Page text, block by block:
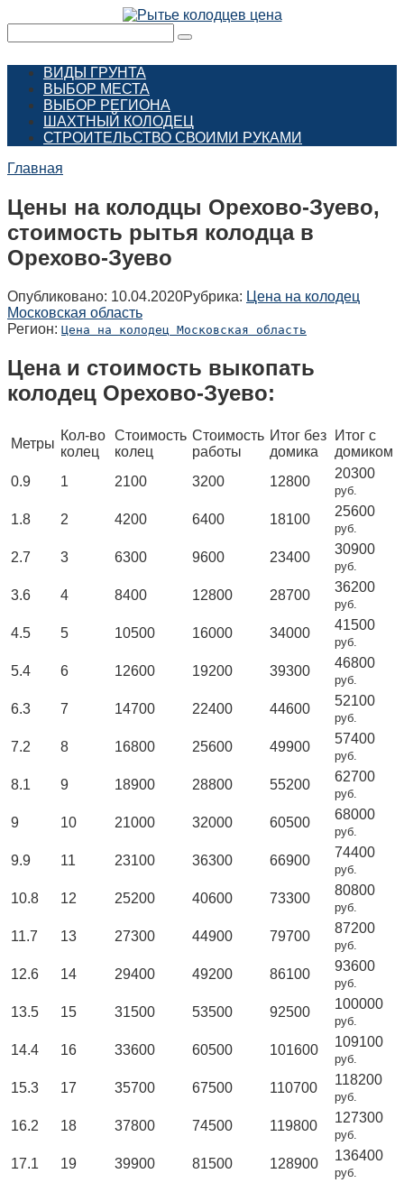
контенту
ВИДЫ ГРУНТА
ВЫБОР МЕСТА
ВЫБОР РЕГИОНА
ШАХТНЫЙ КОЛОДЕЦ
СТРОИТЕЛЬСТВО СВОИМИ РУКАМИ
Главная
Цены на колодцы Орехово-Зуево,
стоимость рытья колодца в
Орехово-Зуево
Опубликовано: 10.04.2020Рубрика: Цена на колодец
Московская область
Регион: Цена на колодец Московская область
Цена и стоимость выкопать
колодец Орехово-Зуево:
Метры
Кол-во
колец
Стоимость
колец
Стоимость
работы
Итог без
домика
Итог с
домиком
0.9
1 2100 3200 12800
20300
руб.
1.8 2 4200 6400 18100
25600
руб.
2.7 3 6300 9600 23400
30900
руб.
3.6 4 8400 12800 28700
36200
руб.
4.5 5 10500 16000 34000
41500
руб.
5.4 6 12600 19200 39300
46800
руб.
6.3 7 14700 22400 44600
52100
руб.
7.2 8 16800 25600 49900
57400
руб.
8.1 9 18900 28800 55200
62700
руб.
9 10 21000 32000 60500
68000
руб.
9.9 11 23100 36300 66900
74400
руб.
10.8 12 25200 40600 73300
80800
руб.
11.7 13 27300 44900 79700
87200
руб.
12.6 14 29400 49200 86100
93600
руб.
13.5 15 31500 53500 92500
100000
руб.
14.4 16 33600 60500 101600
109100
руб.
15.3 17 35700 67500 110700
118200
руб.
16.2 18 37800 74500 119800
127300
руб.
17.1 19 39900 81500 128900
136400
руб.